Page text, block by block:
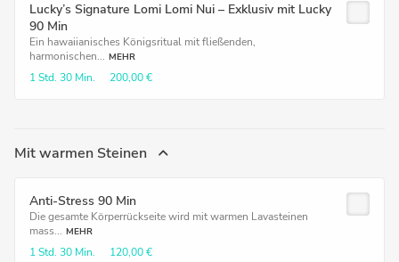
Lucky’s Signature Lomi Lomi Nui – Exklusiv mit Lucky
90 Min
Ein hawaiianisches Königsritual mit fließenden,
harmonischen... MEHR
1 Std. 30 Min. 200,00 €
Mit warmen Steinen
Anti-Stress 90 Min
Die gesamte Körperrückseite wird mit warmen Lavasteinen
mass... MEHR
1 Std. 30 Min. 120,00 €